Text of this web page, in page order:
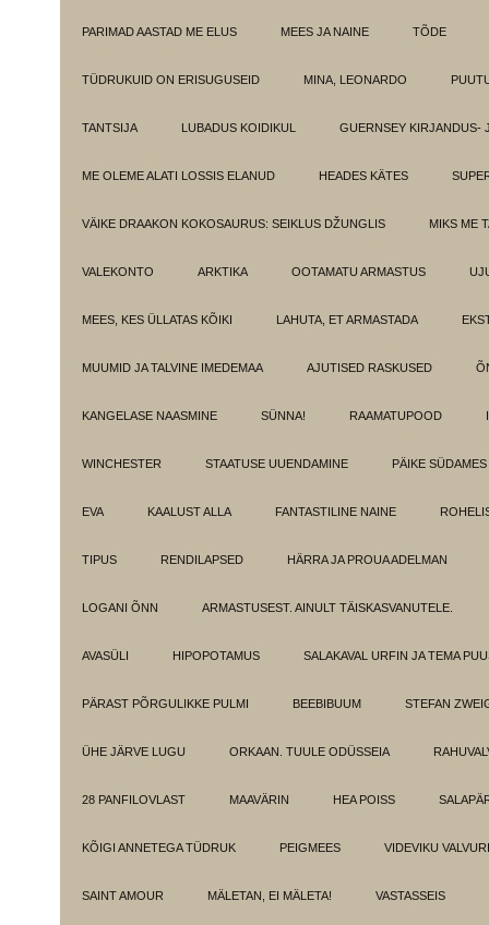
PARIMAD AASTAD ME ELUS MEES JA NAINE TÕDE
TÜDRUKUID ON ERISUGUSEID MINA, LEONARDO
TANTSIJA LUBADUS KOIDIKUL GUERNSEY KIRJANDUS-
ME OLEME ALATI LOSSIS ELANUD HEADES KÄTES
VÄIKE DRAAKON KOKOSAURUS: SEIKLUS DŽUNGLIS MIKS ME
VALEKONTO ARKTIKA OOTAMATU ARMASTUS
MEES, KES ÜLLATAS KÕIKI LAHUTA, ET ARMASTADA
MUUMID JA TALVINE IMEDEMAA AJUTISED RASKUSED
KANGELASE NAASMINE SÜNNA! RAAMATUPOOD
WINCHESTER STAATUSE UUENDAMINE PÄIKE SÜDAMES
EVA KAALUST ALLA FANTASTILINE NAINE
TIPUS RENDILAPSED HÄRRA JA PROUA ADELMAN
LOGANI ÕNN ARMASTUSEST. AINULT TÄISKASVANUTELE.
AVASÜLI HIPOPOTAMUS SALAKAVAL URFIN JA TEMA
PÄRAST PÕRGULIKKE PULMI BEEBIBUUM STEFAN
ÜHE JÄRVE LUGU ORKAAN. TUULE ODÜSSEIA
28 PANFILOVLAST MAAVÄRIN HEA POISS
KÕIGI ANNETEGA TÜDRUK PEIGMEES VIDEVIKU
SAINT AMOUR MÄLETAN, EI MÄLETA! VASTASSEIS